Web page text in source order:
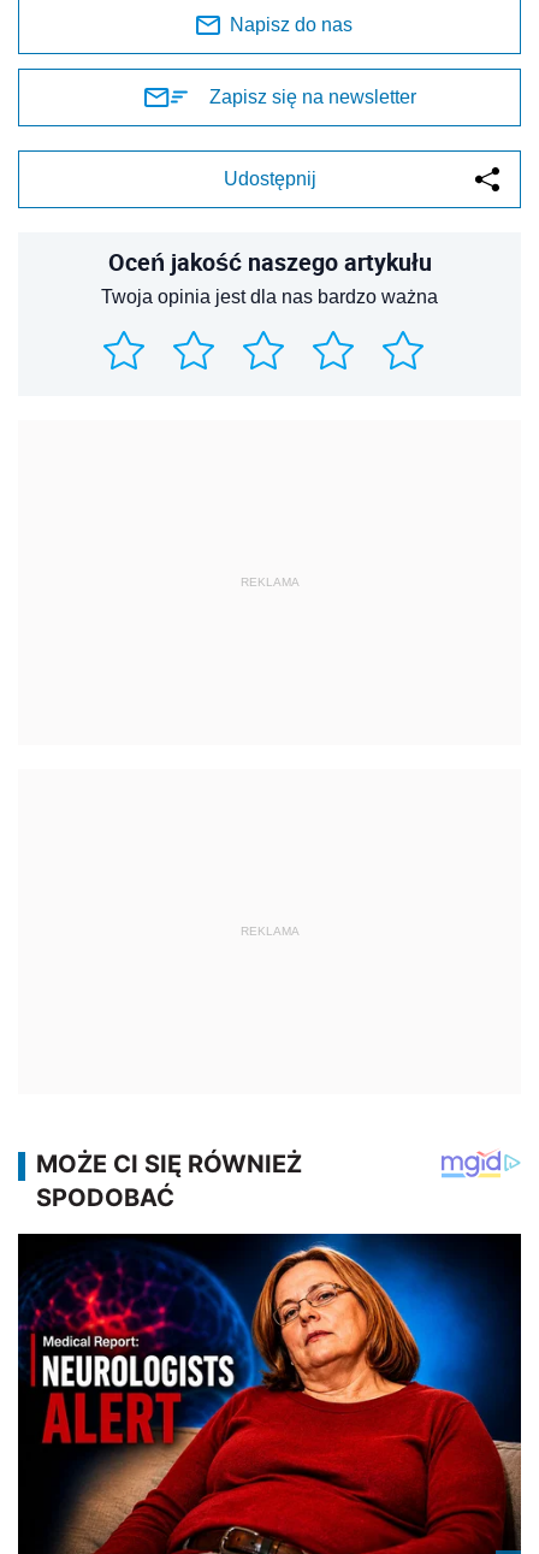
Napisz do nas
Zapisz się na newsletter
Udostępnij
Oceń jakość naszego artykułu
Twoja opinia jest dla nas bardzo ważna
REKLAMA
REKLAMA